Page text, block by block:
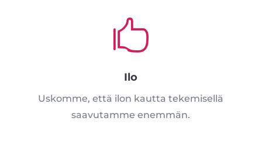

Ilo
Uskomme, että ilon kautta tekemisellä
saavutamme enemmän.